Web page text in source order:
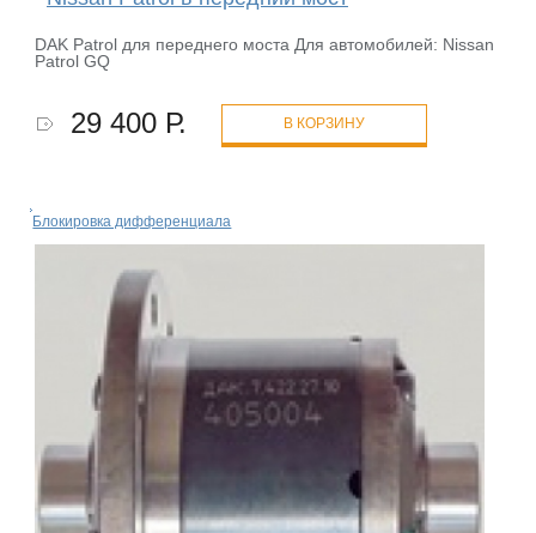
DAK Patrol для переднего моста Для автомобилей: Nissan
Patrol GQ
29 400 Р. В КОРЗИНУ
Блокировка дифференциала